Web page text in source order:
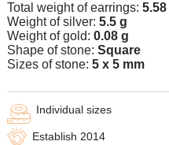
Total weight of earrings: 5.58
Weight of silver: 5.5 g
Weight of gold: 0.08 g
Shape of stone: Square
Sizes of stone: 5 x 5 mm
Individual sizes
Establish 2014